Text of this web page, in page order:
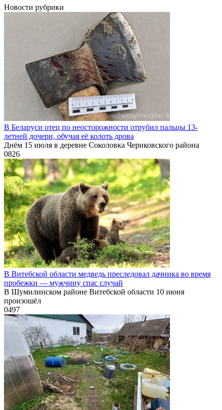
Новости рубрики
В Беларуси отец по неосторожности отрубил пальцы 13-
летней дочери, обучая её колоть дрова
Днём 15 июля в деревне Соколовка Чериковского района
0826
В Витебской области медведь преследовал дачника во время
пробежки — мужчину спас случай
В Шумилинском районе Витебской области 10 июня
произошёл
0497